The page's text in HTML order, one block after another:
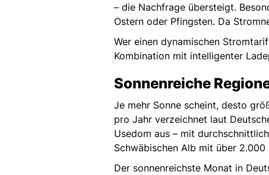
– die Nachfrage übersteigt.
Ostern oder Pfingsten. Da
Wer einen dynamischen
Kombination mit intelligenter
Sonnenreiche
Je mehr Sonne scheint, desto
pro Jahr verzeichnet laut
Usedom aus – mit
Schwäbischen Alb mit über 2.000
Der sonnenreichste Monat in